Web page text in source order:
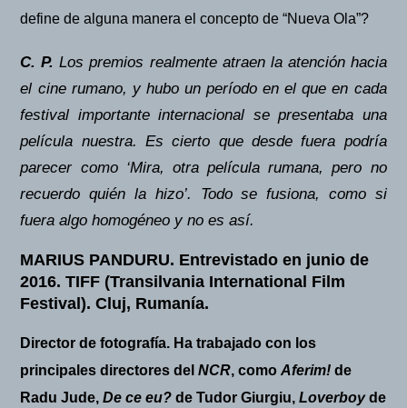
define de alguna manera el concepto de “Nueva Ola”?
C. P.Los premios realmente atraen la atención hacia
el cine rumano, y hubo un período en el que en cada
festival importante internacional se presentaba una
película nuestra. Es cierto que desde fuera podría
parecer como ‘Mira, otra película rumana, pero no
recuerdo quién la hizo’. Todo se fusiona, como si
fuera algo homogéneo y no es así.
MARIUS PANDURU. Entrevistado en junio de
2016. TIFF (Transilvania International Film
Festival). Cluj, Rumanía.
Director de fotografía. Ha trabajado con los
principales directores delNCR, comoAferim!de
Radu Jude,De ce eu? de Tudor Giurgiu,Loverboyde